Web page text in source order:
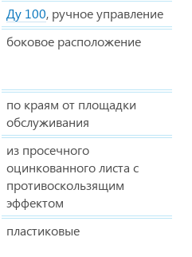
Ду 100, ручное управление
боковое расположение
по краям от площадки
обслуживания
из просечного
оцинкованного листа с
противоскользящим
эффектом
пластиковые